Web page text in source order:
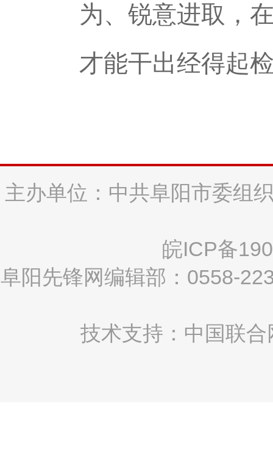
为、锐意进取，
才能干出经得起
主办单位：中共阜阳市委组
皖ICP备
阜阳先锋网编辑部：0558-
技术支持：中国联